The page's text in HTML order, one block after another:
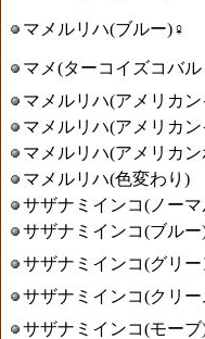
マメルリハ(ブルー)♀
マメ(ターコイズコバ
マメルリハ(アメリカ
マメルリハ(アメリカ
マメルリハ(アメリカ
マメルリハ(色変わり)
サザナミインコ(ノーマ
サザナミインコ(ブルー
サザナミインコ(グリ
サザナミインコ(クリー
サザナミインコ(モーブ